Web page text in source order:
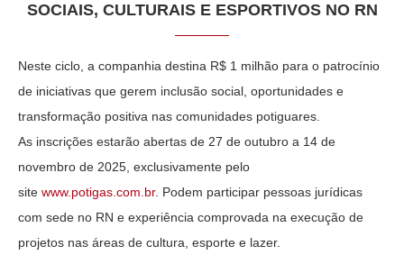
SOCIAIS, CULTURAIS E ESPORTIVOS NO RN
Neste ciclo, a companhia destina R$ 1 milhão para o patrocínio
de iniciativas que gerem inclusão social, oportunidades e
transformação positiva nas comunidades potiguares.
As inscrições estarão abertas de 27 de outubro a 14 de
novembro de 2025, exclusivamente pelo
site www.potigas.com.br. Podem participar pessoas jurídicas
com sede no RN e experiência comprovada na execução de
projetos nas áreas de cultura, esporte e lazer.